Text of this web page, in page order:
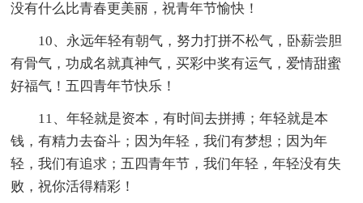
没有什么比青春更美丽，祝青年节愉快！
10、永远年轻有朝气，努力打拼不松气，卧薪尝胆
有骨气，功成名就真神气，买彩中奖有运气，爱情甜蜜
好福气！五四青年节快乐！
11、年轻就是资本，有时间去拼搏；年轻就是本
钱，有精力去奋斗；因为年轻，我们有梦想；因为年
轻，我们有追求；五四青年节，我们年轻，年轻没有失
败，祝你活得精彩！